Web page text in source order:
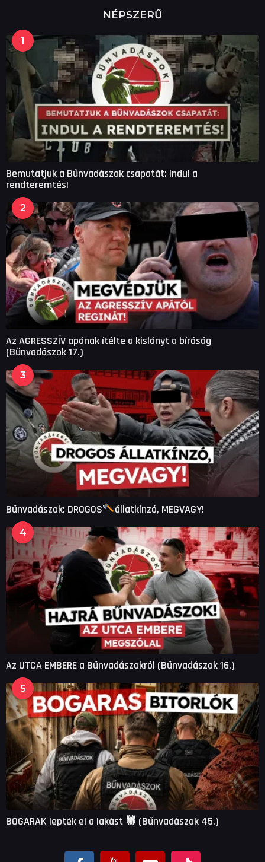
NÉPSZERŰ
1
Bemutatjuk a Bűnvadászok csapatát: Indul a
rendteremtés!
2
Az AGRESSZÍV apának ítélte a kislányt a bíróság
(Bűnvadászok 17.)
3
Bűnvadászok: DROGOS állatkínzó, MEGVAGY!
4
Az UTCA EMBERE a Bűnvadászokról (Bűnvadászok 16.)
5
BOGARAK lepték el a lakást 🕷 (Bűnvadászok 45.)